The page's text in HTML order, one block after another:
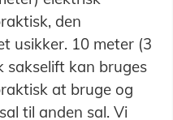
den
usikker. 10 meter (3
kan bruges
at bruge og
til anden sal. Vi